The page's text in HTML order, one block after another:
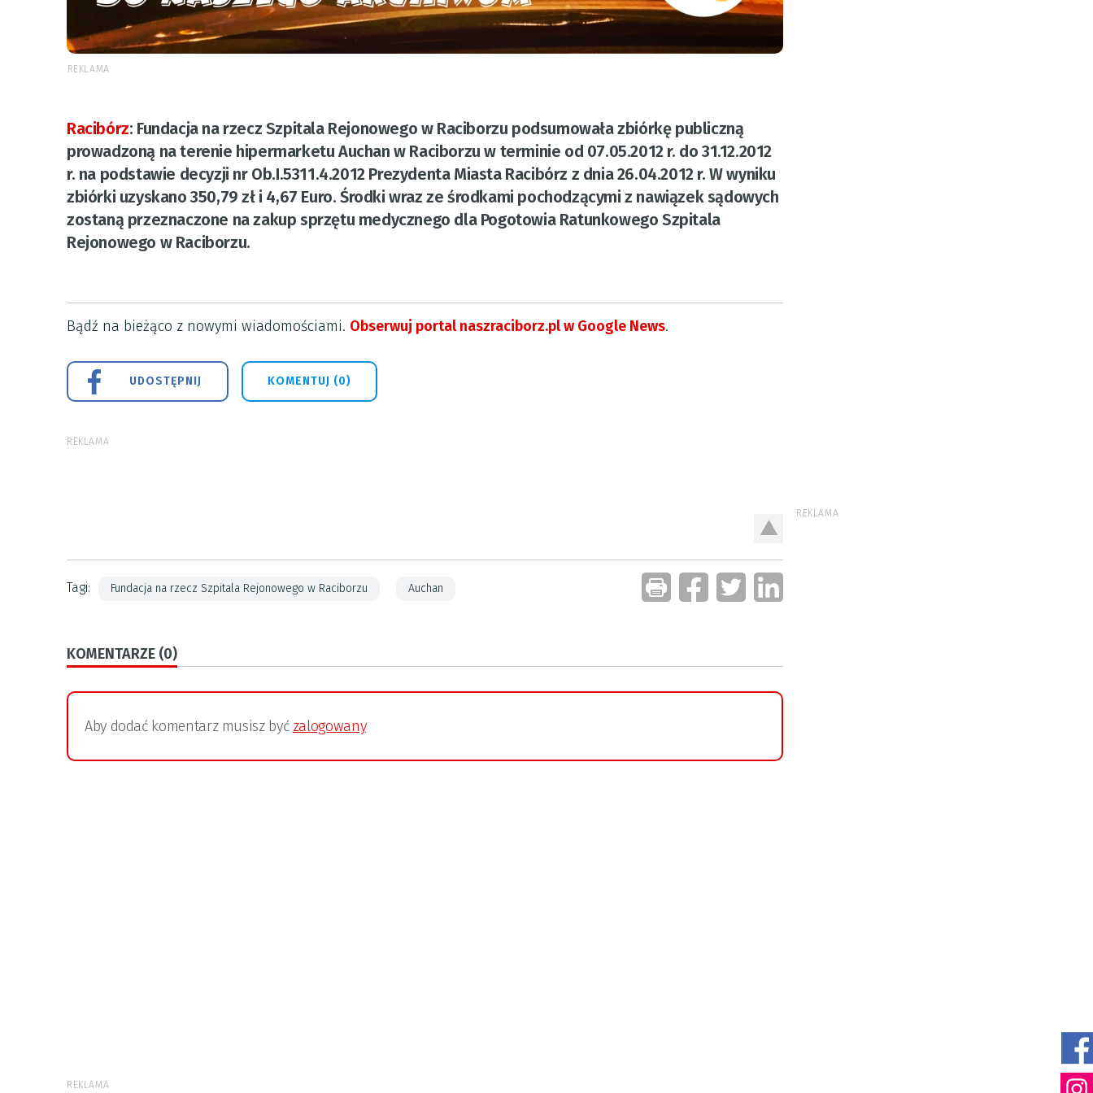
REKLAMA
Racibórz: Fundacja na rzecz Szpitala Rejonowego w Raciborzu podsumowała zbiórkę publiczną
prowadzoną na terenie hipermarketu Auchan w Raciborzu w terminie od 07.05.2012 r. do 31.12.2012
r. na podstawie decyzji nr Ob.I.5311.4.2012 Prezydenta Miasta Racibórz z dnia 26.04.2012 r. W wyniku
zbiórki uzyskano 350,79 zł i 4,67 Euro. Środki wraz ze środkami pochodzącymi z nawiązek sądowych
zostaną przeznaczone na zakup sprzętu medycznego dla Pogotowia Ratunkowego Szpitala
Rejonowego w Raciborzu.
Bądź na bieżąco z nowymi wiadomościami. Obserwuj portal naszraciborz.pl w Google News.
UDOSTĘPNIJ KOMENTUJ (0)
REKLAMA
Tagi: Fundacja na rzecz Szpitala Rejonowego w Raciborzu Auchan
KOMENTARZE (0)
Aby dodać komentarz musisz być zalogowany
REKLAMA
REKLAMA